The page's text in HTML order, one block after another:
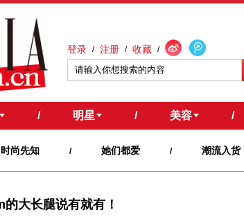
登录 / 注册 / 收藏 /
/ 明星 / 美容 /
时尚先知 / 她们都爱 / 潮流入货
大长腿说有就有！